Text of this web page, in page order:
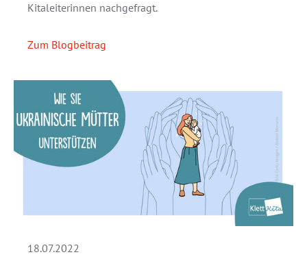
Kitaleiterinnen nachgefragt.
Zum Blogbeitrag
18.07.2022